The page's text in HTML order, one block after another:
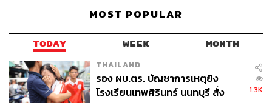
MOST POPULAR
TODAY WEEK MONTH
THAILAND
รอง ผบ.ตร. บัญชาการเหตุยิง
โรงเรียนเทพศิรินทร์ นนทบุรี สั่ง
1.3K